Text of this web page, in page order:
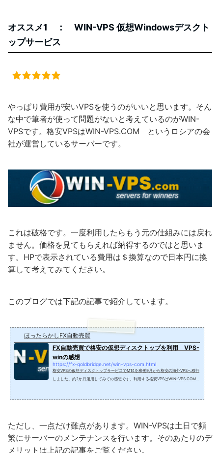
オススメ1 ： WIN-VPS 仮想Windowsデスクト
ップサービス
やっぱり費用が安いVPSを使うのがいいと思います。そん
な中で筆者が使って問題がないと考えているのがWIN-
VPSです。格安VPSはWIN-VPS.COM というロシアの会
社が運営しているサーバーです。
これは破格です。一度利用したらもう元の仕組みには戻れ
ません。価格を見てもらえれば納得するのではと思いま
す。HPで表示されている費用は＄換算なので日本円に換
算して考えてみてください。
このブログでは下記の記事で紹介しています。
ほったらかしFX自動売買
FX自動売買で格安の仮想ディスクトップを利用 VPS-
winの感想
https://fx-goldbridge.net/win-vps-com.html
格安VPSの仮想ディスクトップサービスでMT4を稼働9月から格安の海外VPSへ移行
しました。約2か月運用してみての感想です。利用する格安VPSはWIN-VPS.COM
ただし、一点だけ難点があります。WIN-VPSは土日で頻
繁にサーバーのメンテナンスを行います。そのあたりのデ
メリットは上記の記事をご覧ください。